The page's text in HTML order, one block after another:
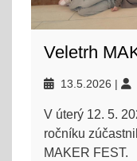
Veletrh
13.5.2026
V úterý 12. 5.
ročníku
MAKER FEST.